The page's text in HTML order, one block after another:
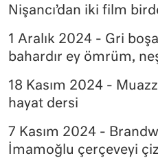
Nişancı’dan iki film
1 Aralık 2024 - Gri
bahardır ey ömrüm,
18 Kasım 2024 -
hayat dersi
7 Kasım 2024 -
İmamoğlu çerçeveyi